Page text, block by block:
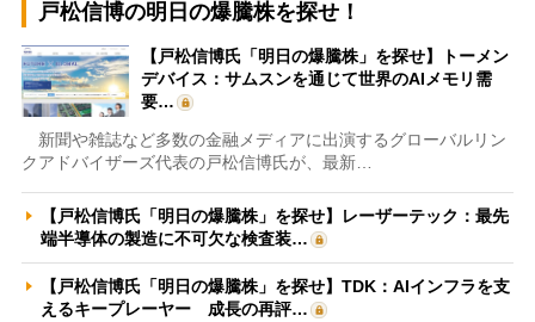
戸松信博の明日の爆騰株を探せ！
【戸松信博氏「明日の爆騰株」を探せ】トーメン
デバイス：サムスンを通じて世界のAIメモリ需
要…
新聞や雑誌など多数の金融メディアに出演するグローバルリン
クアドバイザーズ代表の戸松信博氏が、最新…
【戸松信博氏「明日の爆騰株」を探せ】レーザーテック：最先
端半導体の製造に不可欠な検査装…
【戸松信博氏「明日の爆騰株」を探せ】TDK：AIインフラを支
えるキープレーヤー 成長の再評…